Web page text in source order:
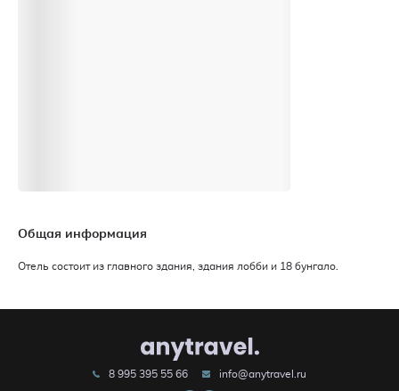
Общая информация
Отель состоит из главного здания, здания лобби и 18 бунгало.
8 995 395 55 66 info@anytravel.ru